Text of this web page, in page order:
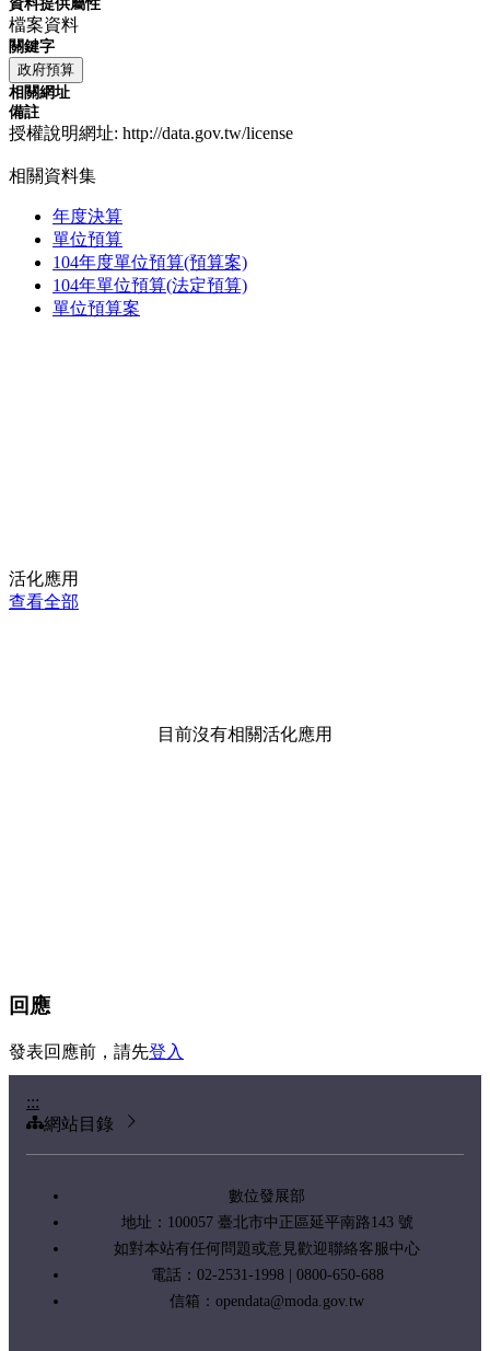
資料提供屬性
檔案資料
關鍵字
政府預算
相關網址
備註
授權說明網址: http://data.gov.tw/license
相關資料集
年度決算
單位預算
104年度單位預算(預算案)
104年單位預算(法定預算)
單位預算案
活化應用
查看全部
目前沒有相關活化應用
回應
發表回應前，請先登入
:::
網站目錄
數位發展部
地址：100057 臺北市中正區延平南路143 號
如對本站有任何問題或意見歡迎聯絡客服中心
電話：02-2531-1998 | 0800-650-688
信箱： opendata@moda.gov.tw